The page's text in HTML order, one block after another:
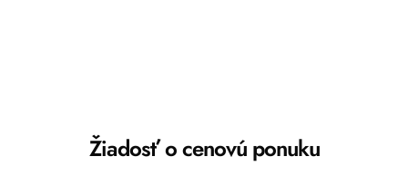
Žiadosť o cenovú ponuku